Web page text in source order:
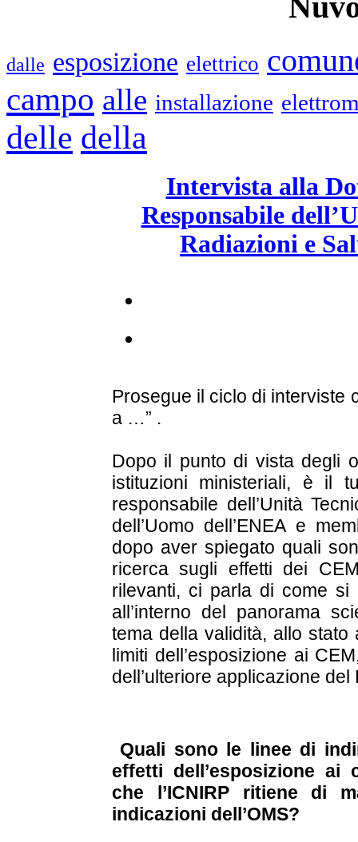
dalle esposizione elettrico
campo alle installazione
delle della
Intervista alla
Responsabile
Radiazioni e
Prosegue il ciclo di interviste
a …” .
Dopo il punto di vista degli
istituzioni ministeriali, è il
responsabile dell’Unità
dell’Uomo dell’ENEA e
dopo aver spiegato quali
ricerca sugli effetti dei
rilevanti, ci parla di come
all’interno del panorama
tema della validità, allo
limiti dell’esposizione ai
dell’ulteriore applicazione
Quali sono le linee di
effetti dell’esposizione ai
che l’ICNIRP ritiene di
indicazioni dell’OMS?